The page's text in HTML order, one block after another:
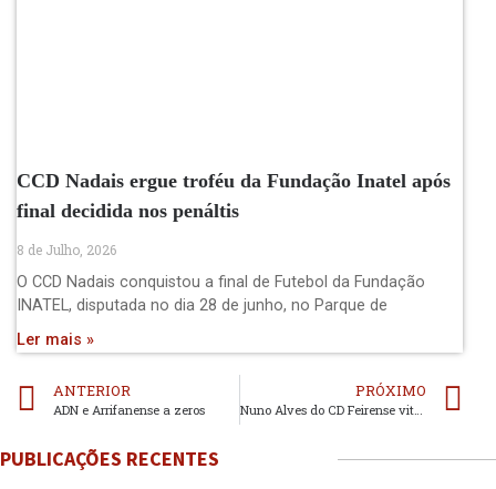
CCD Nadais ergue troféu da Fundação Inatel após
final decidida nos penáltis
8 de Julho, 2026
O CCD Nadais conquistou a final de Futebol da Fundação
INATEL, disputada no dia 28 de junho, no Parque de
Ler mais »
ANTERIOR
ADN e Arrifanense a zeros
PRÓXIMO
PUBLICAÇÕES RECENTES